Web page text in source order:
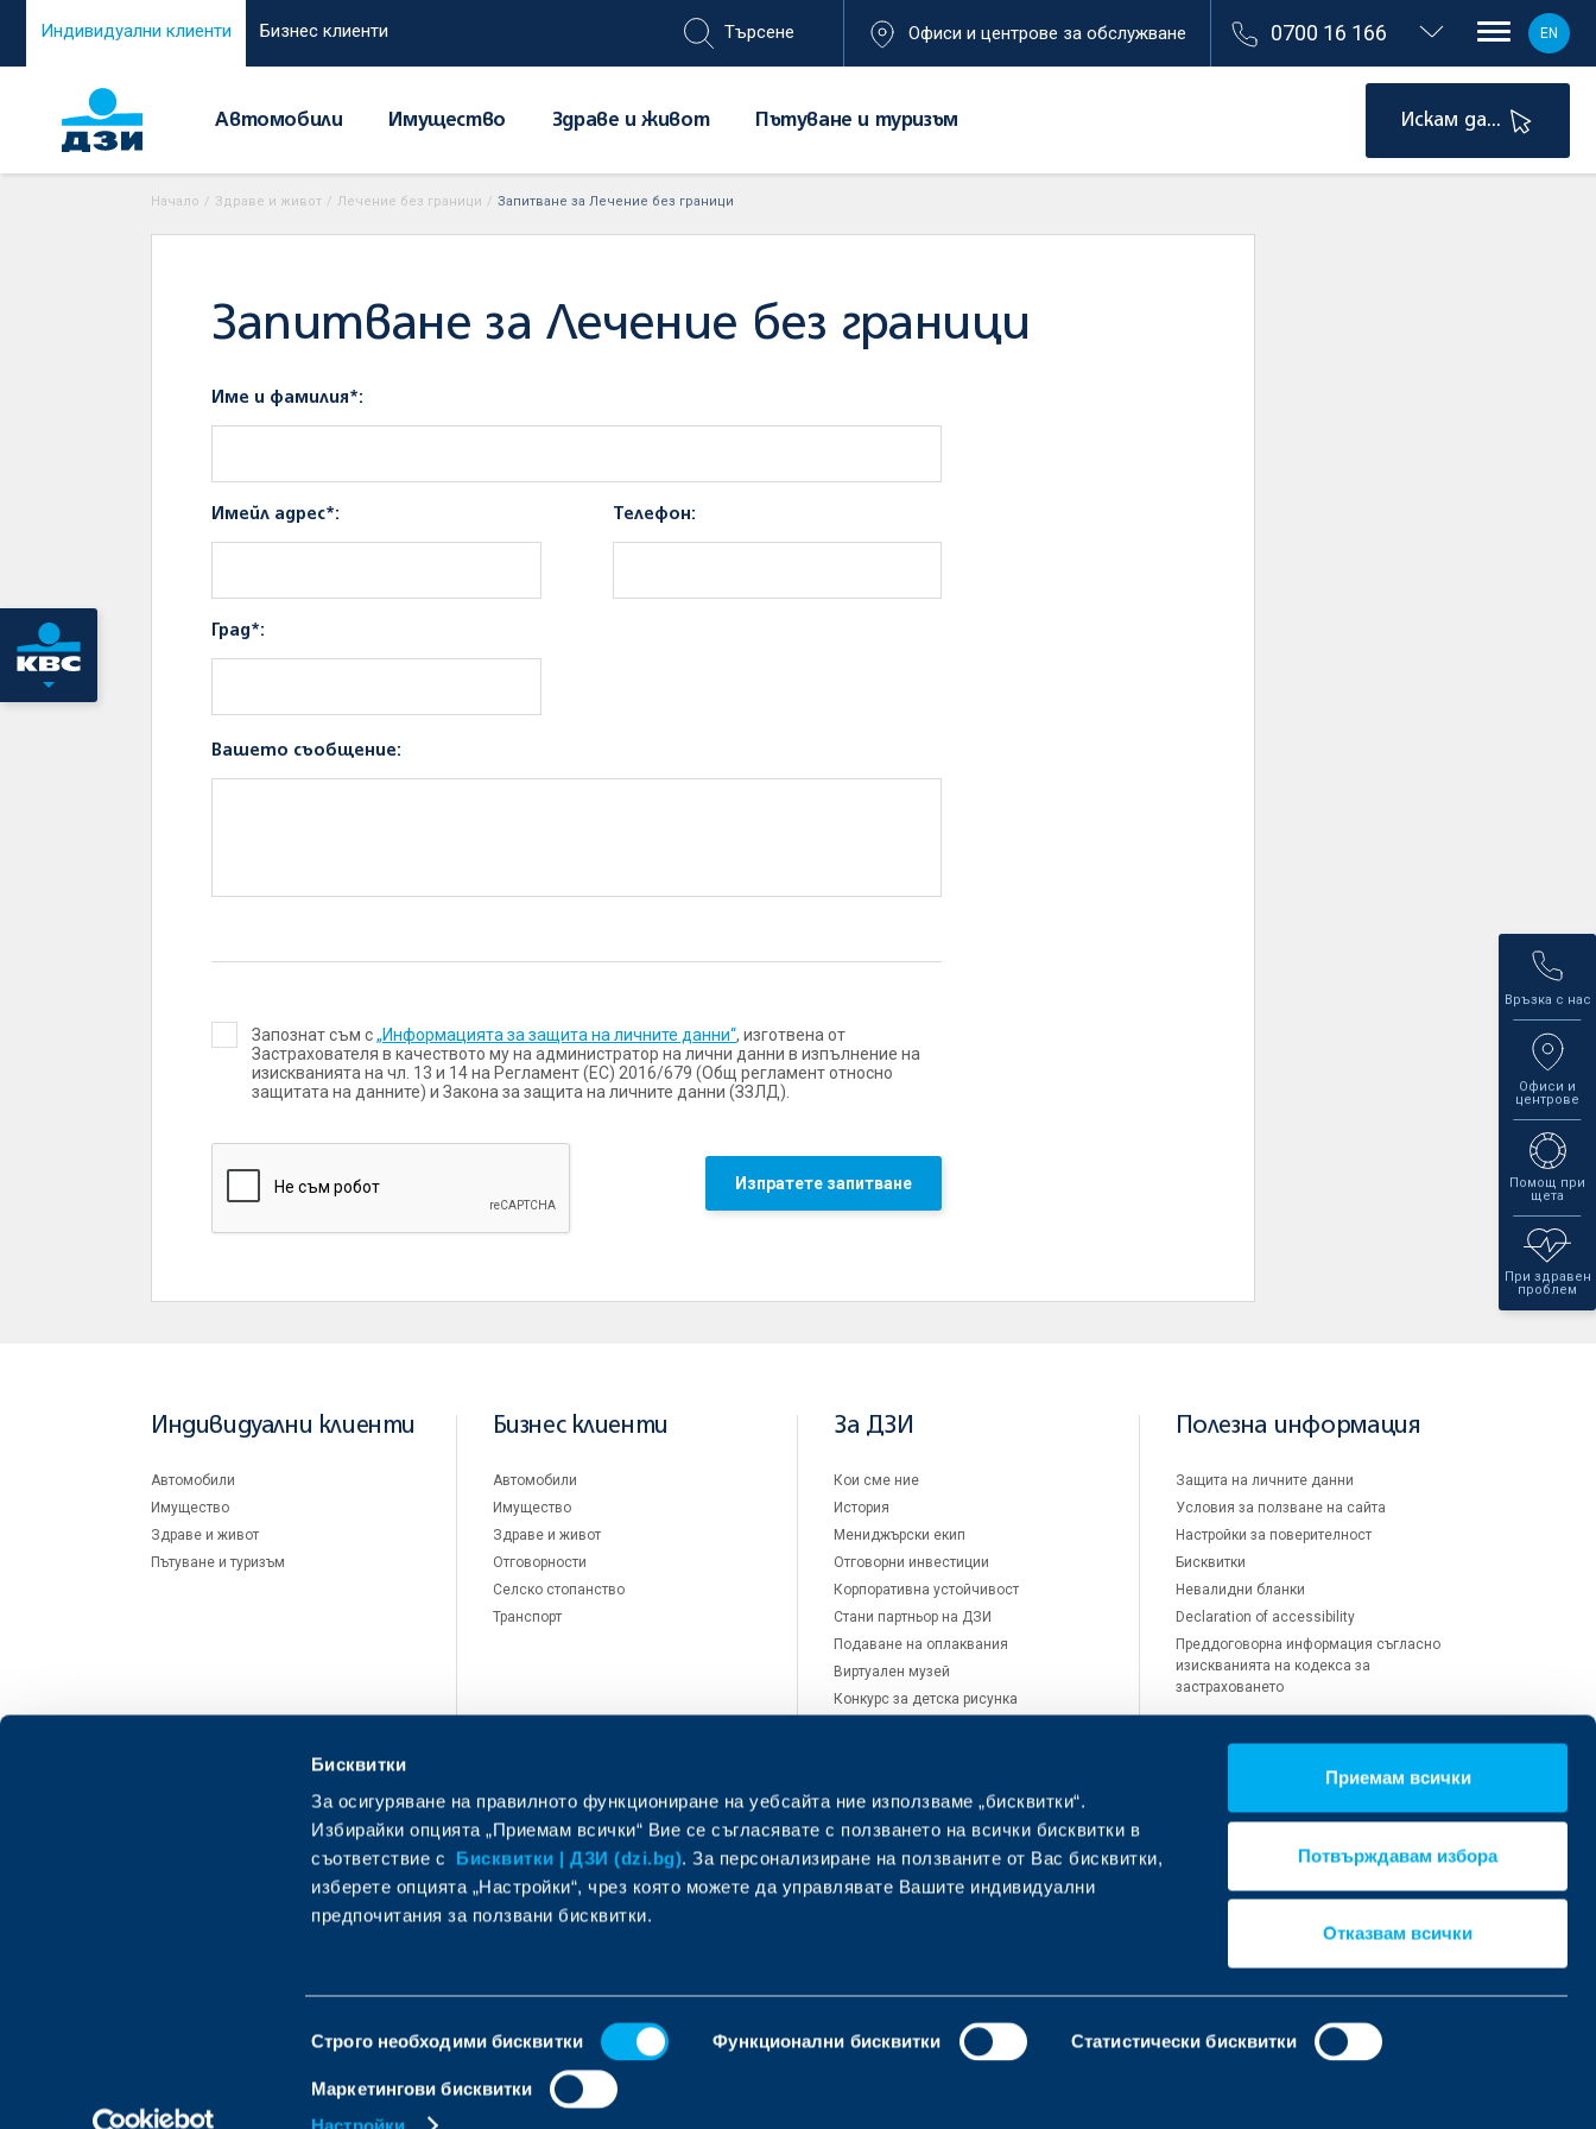
Бисквитки
За осигуряване на правилното функциониране на уебсайта ние използваме „бисквитки“.
Избирайки опцията „Приемам всички“ Вие се съгласявате с ползването на всички бисквитки в
съответствие с Бисквитки | ДЗИ (dzi.bg). За персонализиране на ползваните от Вас бисквитки,
изберете опцията „Настройки“, чрез която можете да управлявате Вашите индивидуални
предпочитания за ползвани бисквитки.
на
съгласие
Строго необходими бисквитки Функционални бисквитки Статистически бисквитки
Маркетингови бисквитки
Настройки
Приемам всички
Потвърждавам избора
Отказвам всички
Индивидуални клиенти Бизнес клиенти Офиси и центрове за обслужване 0700 16 166 EN
Автомобили Имущество Здраве и живот Пътуване и туризъм Искам да...
Връзка с нас
Офиси и
центрове
Помощ при
щета
При здравен
проблем
Начало / Здраве и живот / Лечение без граници / Запитване за Лечение без граници
Запитване за Лечение без граници
Име и фамилия*:
Имейл адрес*: Телефон:
Град*:
Вашето съобщение:
Запознат съм с„Информацията за защита на личните данни“, изготвена от
Застрахователя в качеството му на администратор на лични данни в изпълнение на
изискванията на чл. 13 и 14 на Регламент (ЕС) 2016/679 (Общ регламент относно
защитата на данните) и Закона за защита на личните данни (ЗЗЛД).
Изпратете запитване
Индивидуални клиенти
Автомобили
Имущество
Здраве и живот
Пътуване и туризъм
Изпратете запитване
Бизнес клиенти
Автомобили
Имущество
Здраве и живот
Отговорности
Селско стопанство
Транспорт
Офиси и центрове за обслужване
За ДЗИ
Кои сме ние
История
Мениджърски екип
Отговорни инвестиции
Корпоративна устойчивост
Стани партньор на ДЗИ
Подаване на оплаквания
Виртуален музей
Конкурс за детска рисунка
Помощ при щета
Полезна информация
Защита на личните данни
Условия за ползване на сайта
Настройки за поверителност
Бисквитки
Невалидни бланки
Declaration of accessibility
Преддоговорна информация съгласно
изискванията на кодекса за
застраховането
Обслужване на щети и
претенции
Помощ при откуп, злополука или